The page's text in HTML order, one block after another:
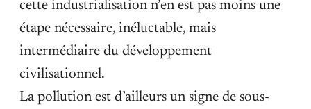
cette industrialisation n’en est pas moins une
étape nécessaire, inéluctable, mais
intermédiaire du développement
civilisationnel.
La pollution est d’ailleurs un signe de sous-